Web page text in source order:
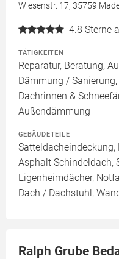
Wiesenstr. 17, 35759
4.8 Sterne
TÄTIGKEITEN
Reparatur, Beratung,
Dämmung /
Dachrinnen &
Außendämmung
GEBÄUDETEILE
Asphalt Schindeldach,
Eigenheimdächer,
Dach / Dachstuhl,
Ralph Grube